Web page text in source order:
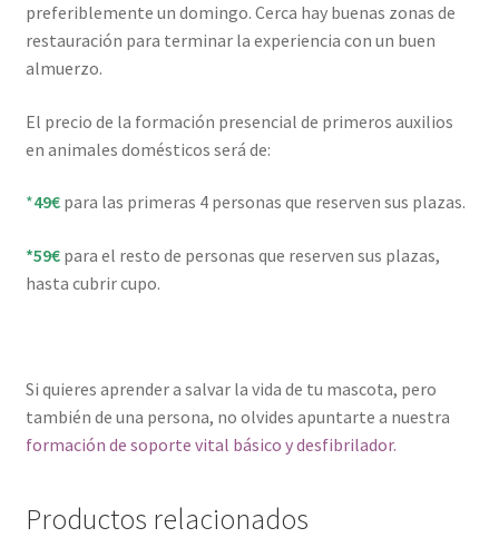
preferiblemente un domingo. Cerca hay buenas zonas de
restauración para terminar la experiencia con un buen
almuerzo.
El precio de la formación presencial de primeros auxilios
en animales domésticos será de:
*49€ para las primeras 4 personas que reserven sus plazas.
*59€para el resto de personas que reserven sus plazas,
hasta cubrir cupo.
Si quieres aprender a salvar la vida de tu mascota, pero
también de una persona, no olvides apuntarte a nuestra
formación de soporte vital básico y desfibrilador.
Productos relacionados